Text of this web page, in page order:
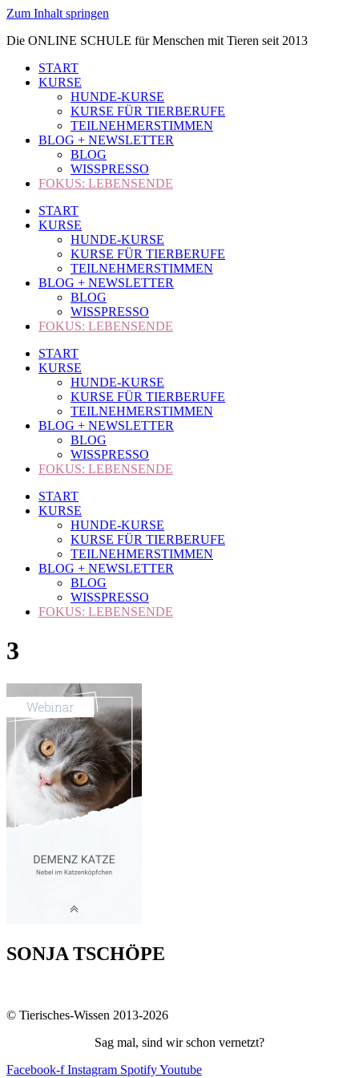
Zum Inhalt springen
Die ONLINE SCHULE für Menschen mit Tieren seit 2013
START
KURSE
HUNDE-KURSE
KURSE FÜR TIERBERUFE
TEILNEHMERSTIMMEN
BLOG + NEWSLETTER
BLOG
WISSPRESSO
FOKUS: LEBENSENDE
START
KURSE
HUNDE-KURSE
KURSE FÜR TIERBERUFE
TEILNEHMERSTIMMEN
BLOG + NEWSLETTER
BLOG
WISSPRESSO
FOKUS: LEBENSENDE
START
KURSE
HUNDE-KURSE
KURSE FÜR TIERBERUFE
TEILNEHMERSTIMMEN
BLOG + NEWSLETTER
BLOG
WISSPRESSO
FOKUS: LEBENSENDE
START
KURSE
HUNDE-KURSE
KURSE FÜR TIERBERUFE
TEILNEHMERSTIMMEN
BLOG + NEWSLETTER
BLOG
WISSPRESSO
FOKUS: LEBENSENDE
3
SONJA TSCHÖPE
© Tierisches-Wissen 2013-2026
Sag mal, sind wir schon vernetzt?
Facebook-f Instagram SpotifyYoutube